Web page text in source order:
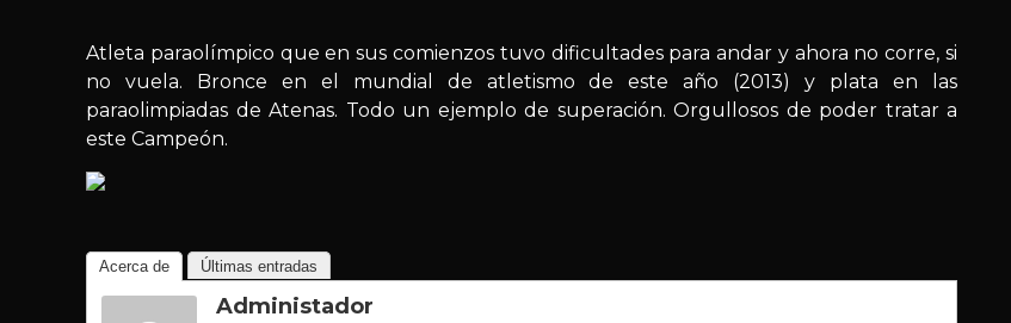
Atleta paraolímpico que en sus comienzos tuvo dificultades para andar y ahora no corre, si
no vuela. Bronce en el mundial de atletismo de este año (2013) y plata en las
paraolimpiadas de Atenas. Todo un ejemplo de superación. Orgullosos de poder tratar a
este Campeón.
Acerca de Últimas entradas
Administador